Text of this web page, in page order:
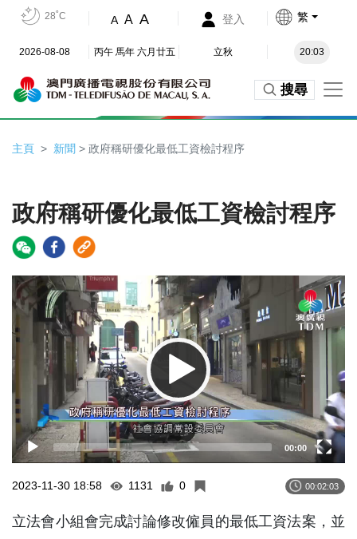
28˚C A A A 登入 繁
2026-08-08 丙午 馬年 六月廿五 立秋 20:03
搜尋
主頁 新聞 > 政府稱研優化最低工資檢討程序
政府稱研優化最低工資檢討程序
Video
Player
00:00
2023-11-30 18:58 1131 0 00:02:03
立法會小組會完成討論修改僱員的最低工資法案，並